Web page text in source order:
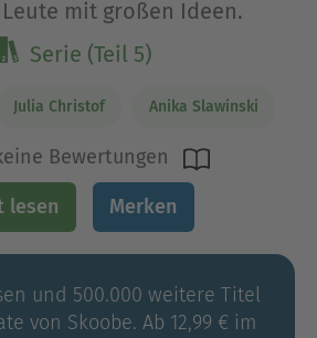
mit großen Ideen.
Serie (Teil 5)
Julia Christof Anika Slawinski
Bewertungen
lesen Merken
und 500.000 weitere Titel
von Skoobe. Ab 12,99 € im